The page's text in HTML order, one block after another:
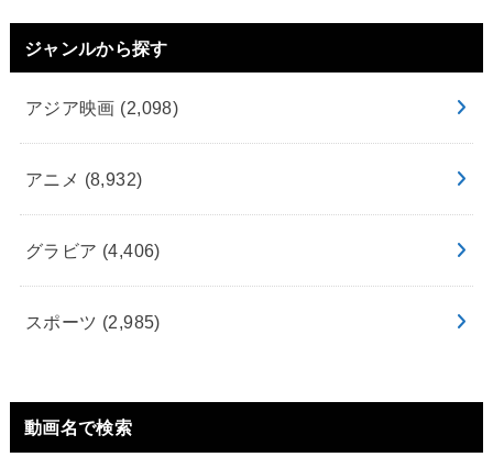
ジャンルから探す
アジア映画 (2,098)
アニメ (8,932)
グラビア (4,406)
スポーツ (2,985)
動画名で検索